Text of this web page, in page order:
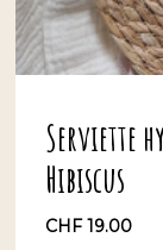
Serviette
Hibiscus
CHF19.00
CHF19.00